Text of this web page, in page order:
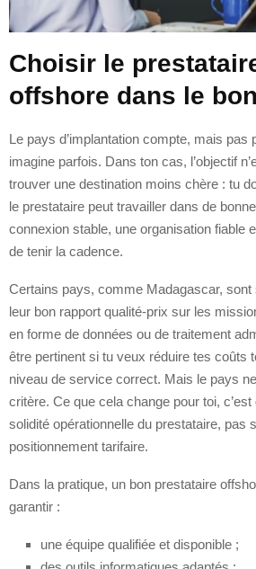
Choisir le
offshore dans le
Le pays d’implantation compte, mais pas
imagine parfois. Dans ton cas, l’objectif
trouver une destination moins chère : tu
le prestataire peut travailler dans de
connexion stable, une organisation fiable
de tenir la cadence.
Certains pays, comme Madagascar,
leur bon rapport qualité-prix sur les
en forme de données ou de traitement
être pertinent si tu veux réduire tes coûts
niveau de service correct. Mais le pays
critère. Ce que cela change pour toi,
solidité opérationnelle du prestataire, pas
positionnement tarifaire.
Dans la pratique, un bon prestataire
garantir :
une équipe qualifiée et disponible ;